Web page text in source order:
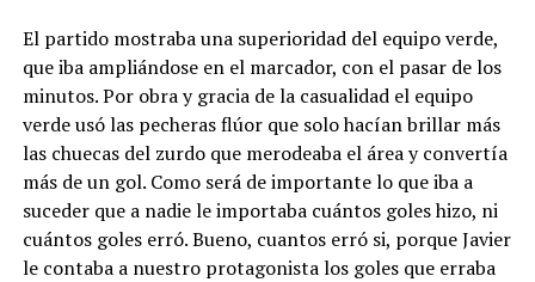
El partido mostraba una superioridad del equipo verde,
que iba ampliándose en el marcador, con el pasar de los
minutos. Por obra y gracia de la casualidad el equipo
verde usó las pecheras flúor que solo hacían brillar más
las chuecas del zurdo que merodeaba el área y convertía
más de un gol. Como será de importante lo que iba a
suceder que a nadie le importaba cuántos goles hizo, ni
cuántos goles erró. Bueno, cuantos erró si, porque Javier
le contaba a nuestro protagonista los goles que erraba